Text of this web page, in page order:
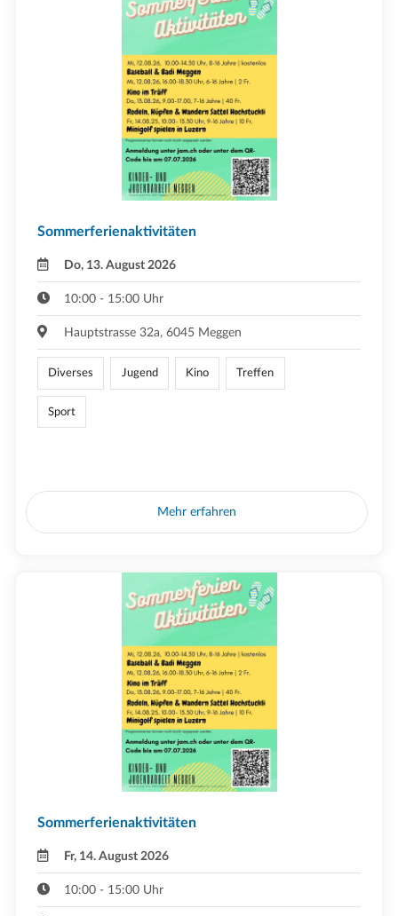
Sommerferienaktivitäten
Do, 13. August 2026
10:00 - 15:00 Uhr
Hauptstrasse 32a, 6045 Meggen
Diverses Jugend Kino Treffen
Sport
Mehr erfahren
Sommerferienaktivitäten
Fr, 14. August 2026
10:00 - 15:00 Uhr